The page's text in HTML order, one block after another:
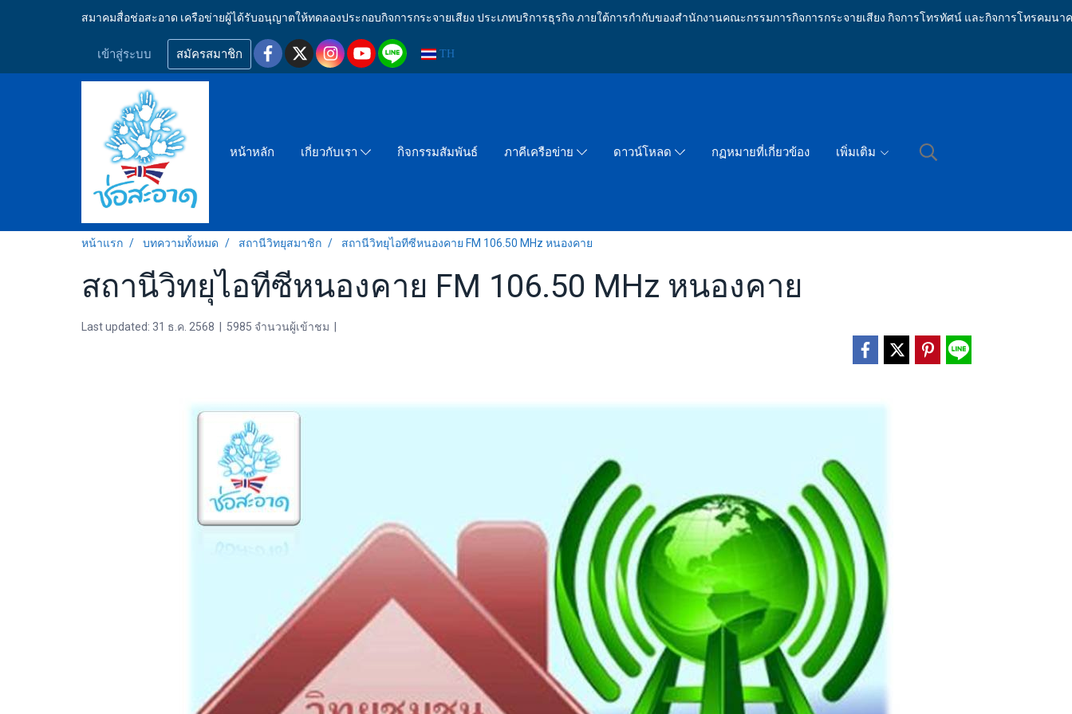
สมาคมสื่อช่อสะอาด เครือข่ายผู้ได้รับอนุญาตให้ทดลองประกอบกิจการกระจายเสียง ประเภทบริการธุรกิจ ภายใต้การกำกับของสำนักงานคณะกรรมการกิจการกระจายเสียง กิจการโทรทัศน์ และกิจการโทรคมนา
เข้าสู่ระบบ สมัครสมาชิก TH
หน้าหลัก เกี่ยวกับเรา กิจกรรมสัมพันธ์ ภาคีเครือข่าย ดาวน์โหลด กฏหมายที่เกี่ยวข้อง เพิ่มเติม
หน้าแรก บทความทั้งหมด สถานีวิทยุสมาชิก สถานีวิทยุไอทีซีหนองคาย FM 106.50 MHz หนองคาย
สถานีวิทยุไอทีซีหนองคาย FM 106.50 MHz หนองคาย
Last updated: 31 ธ.ค. 2568 5985 จำนวนผู้เข้าชม